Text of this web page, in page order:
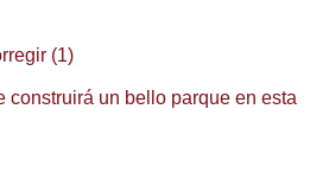
(1)
construirá un bello parque en esta